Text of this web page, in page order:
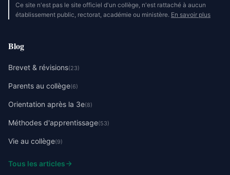
Ce site n'est pas le site officiel d'un collège, n'est rattaché à aucun
établissement public, rectorat, académie ou ministère. En savoir plus
Blog
Brevet & révisions(23)
Parents au collège(6)
Orientation après la 3e(8)
Méthodes d'apprentissage(53)
Vie au collège(9)
Tous les articles